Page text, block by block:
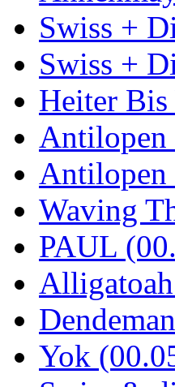
Swiss +
Swiss +
Heiter
Antilopen
Antilopen
Waving
PAUL
Yok